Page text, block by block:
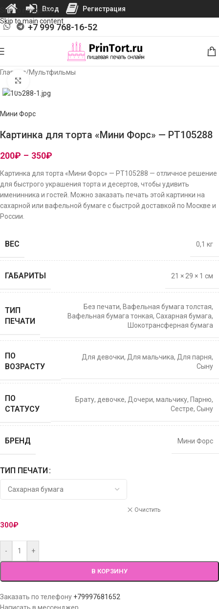
Skip to navigation
Skip to main content
+7 999 768-16-52
Главная/Мультфильмы
Мини Форс
Картинка для торта «Мини Форс» — PT105288
200₽ – 350₽
Картинка для торта «Мини Форс» — PT105288 — отличное решение
для быстрого украшения торта и десертов, чтобы удивить
именинника и гостей. Можно заказать печать этой картинки на
сахарной или вафельной бумаге с быстрой доставкой по Москве и
России.
ВЕС 0,1 кг
ГАБАРИТЫ 21 × 29 × 1 см
ТИП
ПЕЧАТИ
Без печати, Вафельная бумага толстая,
Вафельная бумага тонкая, Сахарная бумага,
Шокотрансферная бумага
ПО
ВОЗРАСТУ
Для девочки, Для мальчика, Для парня,
Сыну
ПО
СТАТУСУ
Брату, девочке, Дочери, мальчику, Парню,
Сестре, Сыну
БРЕНД Мини Форс
ТИП ПЕЧАТИ
Очистить
300₽
- +
В КОРЗИНУ
Заказать по телефону +79997681652
Вход Регистрация